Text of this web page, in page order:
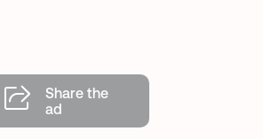
Share the
ad